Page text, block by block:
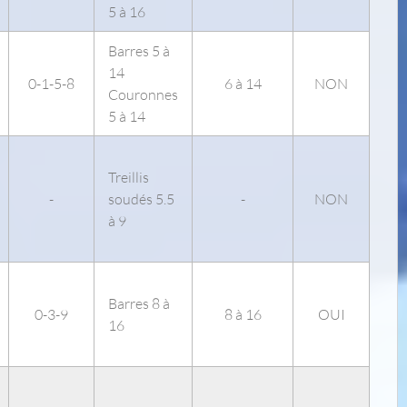
5 à 16
0-1-5-8
Barres 5 à
14
Couronnes
5 à 14
6 à 14 NON
-
Treillis
soudés 5.5
à 9
- NON
0-3-9
Barres 8 à
16
8 à 16 OUI